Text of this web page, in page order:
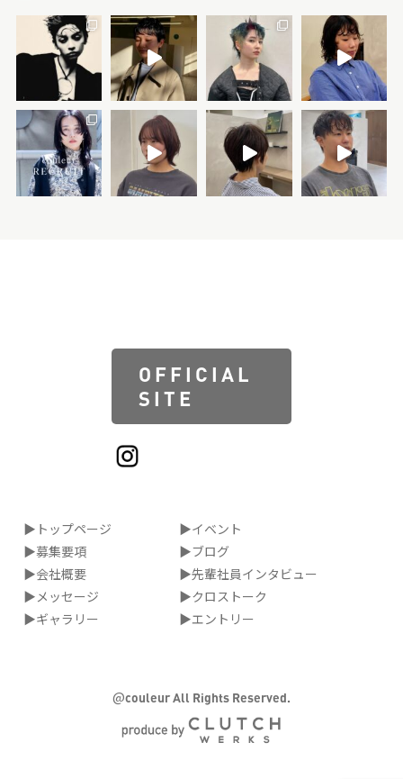
2021.12.23 インタビュー「川島 芳」を更新しました
2021.12.23 インタビュー「Sayaka」を更新しました
2021.12.23
インタビュー「田中 恭子」を更新しまし
た
OFFICIAL
SITE
▶トップページ
▶募集要項
▶会社概要
▶メッセージ
▶ギャラリー
▶イベント
▶ブログ
▶先輩社員インタビュー
▶クロストーク
▶エントリー
@couleur All Rights Reserved.